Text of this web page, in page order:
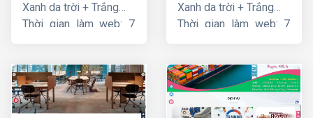
Xanh da trời + Trắng
Thời gian làm web: 7
Xanh da trời + Trắng
Thời gian làm web: 7